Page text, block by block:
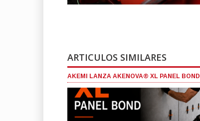
ARTICULOS SIMILARES
AKEMI LANZA AKENOVA® XL PANEL BOND